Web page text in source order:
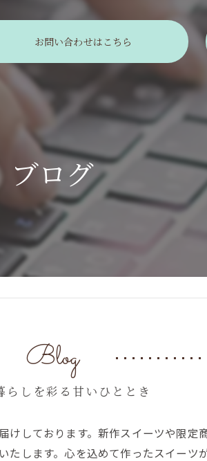
お問い合わせはこちら
ブログ
Blog
らしを彩る甘いひととき
しております。新作スイーツや限
します。心を込めて作ったスイー